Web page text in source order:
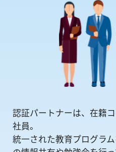
認証パートナーは、在籍
社員。
統一された教育プログラ